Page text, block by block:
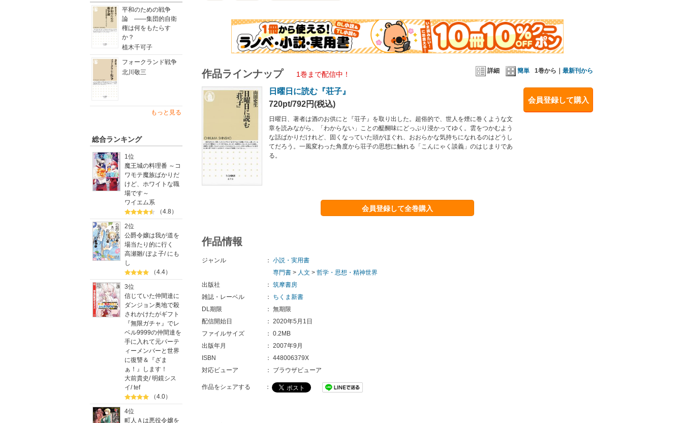
平和のための戦争
論 ――集団的自衛
権は何をもたらす
か？
植木千可子
フォークランド戦争
北川敬三
もっと見る
総合ランキング
1位
魔王城の料理番 ～コ
ワモテ魔族ばかりだ
けど、ホワイトな職
場です～
ワイエム系
（4.8）
2位
公爵令嬢は我が道を
場当たり的に行く
高瀬雛/ぽよ子/ にも
し
（4.4）
3位
信じていた仲間達に
ダンジョン奥地で殺
されかけたがギフト
『無限ガチャ』でレ
ベル9999の仲間達を
手に入れて元パーテ
ィーメンバーと世界
に復讐＆『ざま
ぁ！』します！
大前貴史/明鏡シス
イ/tef
（4.0）
4位
町人Ａは悪役令嬢を
詳細 簡単 1巻から｜ 最新刊から
作品ラインナップ 1巻まで配信中！
会員登録して購入
日曜日に読む『荘子』
720pt/792円(税込)
日曜日、著者は酒のお供にと『荘子』を取り出した。超俗的で、世人を煙に巻くような文
章を読みながら、「わからない」ことの醍醐味にどっぷり浸かってゆく。雲をつかむよう
な話ばかりだけれど、固くなっていた頭がほぐれ、おおらかな気持ちになれるのはどうし
てだろう。一風変わった角度から荘子の思想に触れる「こんにゃく談義」のはじまりであ
る。
会員登録して全巻購入
作品情報
ジャンル ： 小説・実用書
専門書 > 人文 > 哲学・思想・精神世界
出版社
： 筑摩書房
雑誌・レーベル
：
ちくま新書
DL期限
： 無期限
配信開始日
： 2020年5月1日
ファイルサイズ
： 0.2MB
出版年月
： 2007年9月
ISBN
： 448006379X
対応ビューア
： ブラウザビューア
作品をシェアする ：